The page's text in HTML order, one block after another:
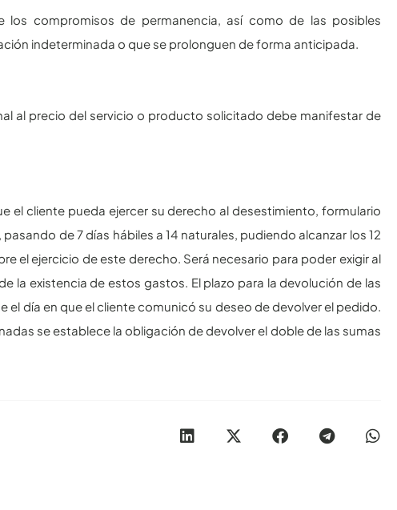
compromisos de permanencia, así como de las posibles
indeterminada o que se prolonguen de forma anticipada.
al precio del servicio o producto solicitado debe manifestar de
el cliente pueda ejercer su derecho al desestimiento, formulario
de 7 días hábiles a 14 naturales, pudiendo alcanzar los 12
el ejercicio de este derecho. Será necesario para poder exigir al
la existencia de estos gastos. El plazo para la devolución de las
el día en que el cliente comunicó su deseo de devolver el pedido.
se establece la obligación de devolver el doble de las sumas